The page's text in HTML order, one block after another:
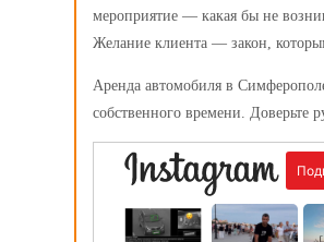
мероприятие — какая бы не
Желание клиента — закон,
Аренда автомобиля в
собственного времени.